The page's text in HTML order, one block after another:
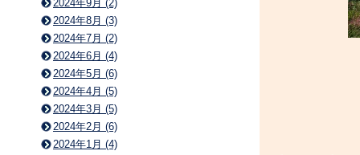
2024年9月 (2)
2024年8月 (3)
2024年7月 (2)
2024年6月 (4)
2024年5月 (6)
2024年4月 (5)
2024年3月 (5)
2024年2月 (6)
2024年1月 (4)